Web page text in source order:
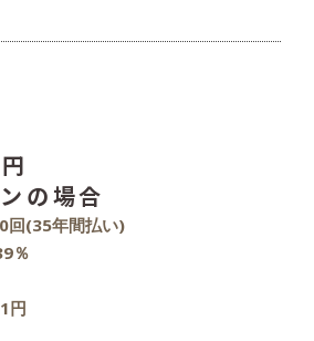
の場合
回(35年間払い)
％
円